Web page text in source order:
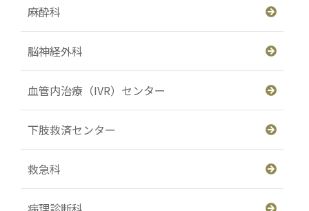
麻酔科
脳神経外科
血管内治療（IVR）センター
下肢救済センター
救急科